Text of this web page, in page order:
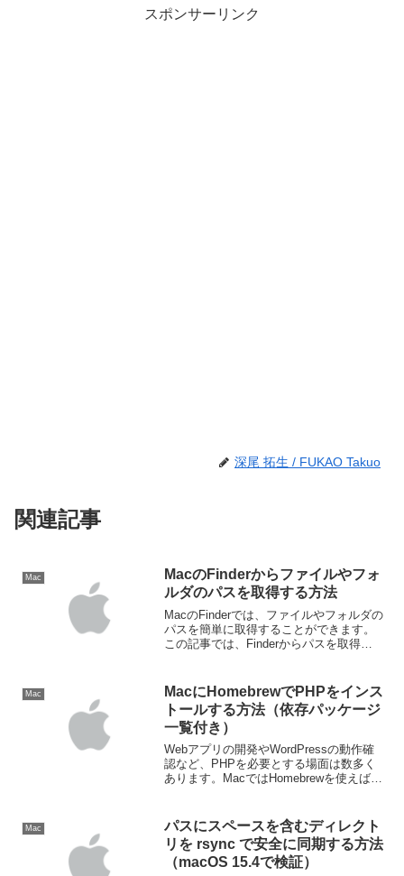
スポンサーリンク
深尾 拓生 / FUKAO Takuo
関連記事
Mac
MacのFinderからファイルやフォ
ルダのパスを取得する方法
MacのFinderでは、ファイルやフォルダの
パスを簡単に取得することができます。
この記事では、Finderからパスを取得す
方法最も簡単な方法の一つは、Finder...
Mac
MacにHomebrewでPHPをインス
トールする方法（依存パッケージ
一覧付き）
Webアプリの開発やWordPressの動作確
認など、PHPを必要とする場面は数多く
あります。MacではHomebrewを使えば、
でPHPをインストールする手...
Mac
パスにスペースを含むディレクト
リを rsync で安全に同期する方法
（macOS 15.4で検証）